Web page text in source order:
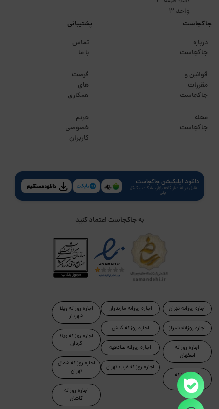
واحد 3
جاکجاست
درباره
جاکجاست
قوانین و
مقررات
جاکجاست
مجله
جاکجاست
پشتیبانی
تماس
با ما
فرصت
های
همکاری
حریم
خصوصی
کاربران
دانلود اپلیکیشن جاکجاست
قابل دریافت از کافه بازار، مایکت و گوگل
پلی
به جاکجاست اعتماد کنید
اجاره روزانه تهران
اجاره روزانه شیراز
اجاره روزانه
اصفهان
اجاره روزانه
رامسر
اجاره روزانه مازندران
اجاره روزانه کیش
اجاره روزانه صادقیه
اجاره روزانه غرب تهران
اجاره روزانه ویلا
شهریار
اجاره روزانه ویلا
کردان
اجاره روزانه شمال
تهران
اجاره روزانه
کاشان